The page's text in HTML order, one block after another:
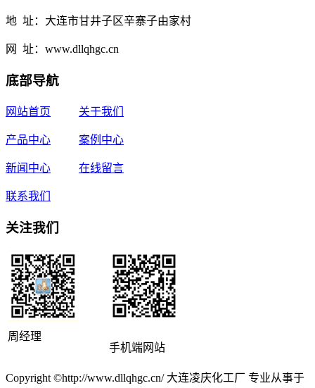
地 址：大连市甘井子区辛寨子由家村
网 址：www.dllqhgc.cn
底部导航
网站首页 关于我们
产品中心 案例中心
新闻中心 在线留言
联系我们
关注我们
周经理
手机端网站
Copyright ©http://www.dllqhgc.cn/ 大连凌庆化工厂 专业从事于